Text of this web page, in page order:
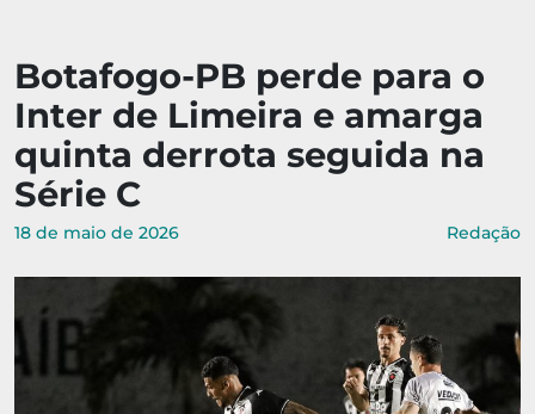
Botafogo-PB perde para o
Inter de Limeira e amarga
quinta derrota seguida na
Série C
18 de maio de 2026 Redação